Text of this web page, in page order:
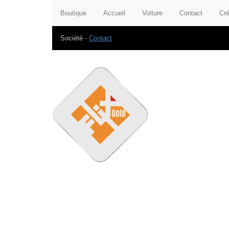
Boutique Accueil Voiture Contact
Société - Contact